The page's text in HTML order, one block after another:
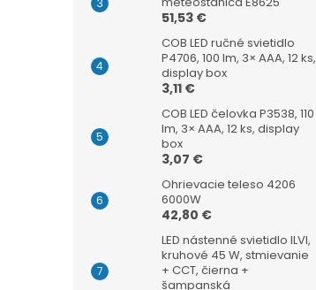
51,53 €
COB LED ručné svietidlo
P4706, 100 lm, 3× AAA, 12 ks,
display box
3,11 €
COB LED čelovka P3538, 110
lm, 3× AAA, 12 ks, display
box
3,07 €
Ohrievacie teleso 4206
6000W
42,80 €
LED nástenné svietidlo ILVI,
kruhové 45 W, stmievanie
+ CCT, čierna +
šampanská